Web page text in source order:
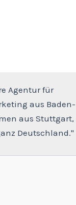
Agentur für
aus Baden-
aus Stuttgart,
Deutschland."